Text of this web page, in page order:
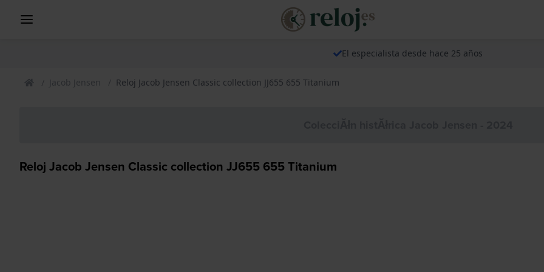
El especialista desde hace 25 años
Jacob Jensen Reloj Jacob Jensen Classic collection JJ655 655 Titanium
Reloj Jacob Jensen Classic collection JJ655 655 Titanium